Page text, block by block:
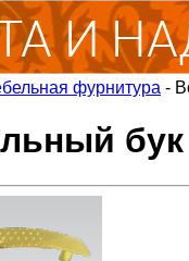
фурнитура -
бук